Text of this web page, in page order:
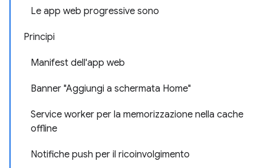
Le app web progressive sono
Principi
Manifest dell'app web
Banner "Aggiungi a schermata Home"
Service worker per la memorizzazione nella cache
offline
Notifiche push per il ricoinvolgimento